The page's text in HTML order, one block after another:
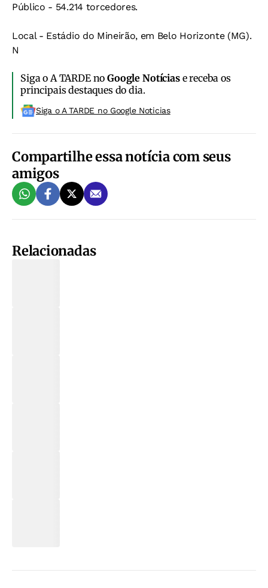
Público - 54.214 torcedores.
Local - Estádio do Mineirão, em Belo Horizonte (MG).
N
Siga o A TARDE noGoogle Notíciase receba os
principais destaques do dia.
Siga o A TARDE no Google Noticias
Compartilhe essa notícia com seus
amigos
Relacionadas